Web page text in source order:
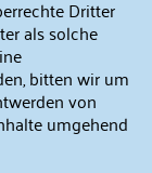
Dritter
als solche
bitten wir um
von
umgehend